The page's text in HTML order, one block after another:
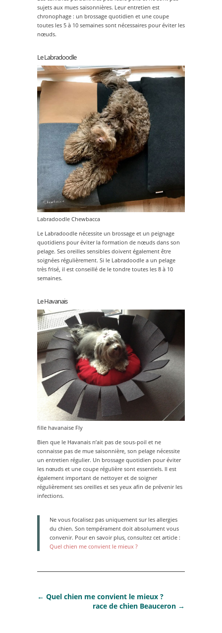
sujets aux mues saisonnières. Leur entretien est
chronophage : un brossage quotidien et une coupe
toutes les 5 à 10 semaines sont nécessaires pour éviter les
nœuds.
Le Labradoodle
Labradoodle Chewbacca
Le Labradoodle nécessite un brossage et un peignage
quotidiens pour éviter la formation de nœuds dans son
pelage. Ses oreilles sensibles doivent également être
soignées régulièrement. Si le Labradoodle a un pelage
très frisé, il est conseillé de le tondre toutes les 8 à 10
semaines.
Le Havanais
fille havanaise Fly
Bien que le Havanais n’ait pas de sous-poil et ne
connaisse pas de mue saisonnière, son pelage nécessite
un entretien régulier. Un brossage quotidien pour éviter
les nœuds et une coupe régulière sont essentiels. Il est
également important de nettoyer et de soigner
régulièrement ses oreilles et ses yeux afin de prévenir les
infections.
Ne vous focalisez pas uniquement sur les allergies
du chien. Son tempérament doit absolument vous
convenir. Pour en savoir plus, consultez cet article :
Quel chien me convient le mieux ?
← Quel chien me convient le mieux ?
race de chien Beauceron →